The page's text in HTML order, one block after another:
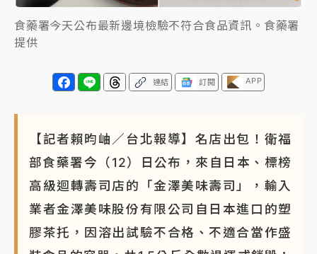
押庭
父親節泡湯了！中颱白海豚雨彈轟3天 「紅到發紫」降
食藥署今天公布最新邊境檢驗不符合食品資訊。食藥署
提供
連結 訂閱 APP
【記者賴昀岫／台北報導】名店出包！衛福
部食藥署今（12）日公布，來自日本、標榜
高級迴轉壽司店的「金澤美味壽司」，輸入
業者金澤美味股份有限公司自日本進口的塑
膠茶托，因溶出試驗不合格、不適合當作盛